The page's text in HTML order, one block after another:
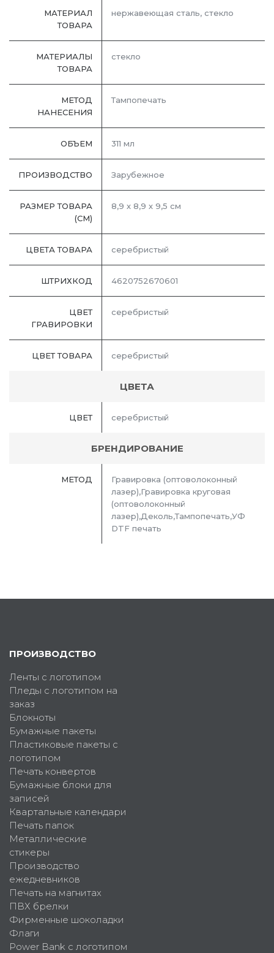
МАТЕРИАЛ
ТОВАРА
нержавеющая сталь, стекло
МАТЕРИАЛЫ
ТОВАРА
стекло
МЕТОД
НАНЕСЕНИЯ
Тампопечать
ОБЪЕМ 311 мл
ПРОИЗВОДСТВО Зарубежное
РАЗМЕР ТОВАРА
(СМ)
8,9 х 8,9 х 9,5 см
ЦВЕТА ТОВАРА серебристый
ШТРИХКОД 4620752670601
ЦВЕТ
ГРАВИРОВКИ
серебристый
ЦВЕТ ТОВАРА серебристый
ЦВЕТА
ЦВЕТ серебристый
БРЕНДИРОВАНИЕ
МЕТОД
Гравировка (оптоволоконный
лазер),Гравировка круговая
(оптоволоконный
лазер),Деколь,Тампопечать,УФ
DTF печать
ПРОИЗВОДСТВО
Ленты с логотипом
Пледы с логотипом на
заказ
Блокноты
Бумажные пакеты
Пластиковые пакеты с
логотипом
Печать конвертов
Бумажные блоки для
записей
Квартальные календари
Печать папок
Металлические
стикеры
Производство
ежедневников
Печать на магнитах
ПВХ брелки
Фирменные шоколадки
Флаги
Power Bank с логотипом